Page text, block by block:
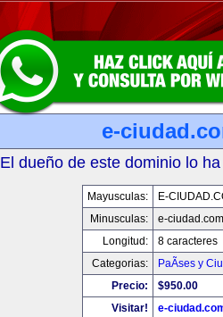
e-
El dueño de este dominio lo
Mayusculas:
E-
Minusculas:
e-ciudad.com
Longitud:
8 caracteres
Categorias:
PaÃ­ses y
Precio:
$950.00
Visitar!
e-